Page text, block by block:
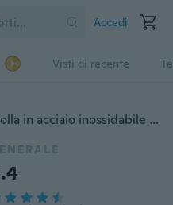
Accedi
Visti di recente
Chiusura a scatto con leva a molla in acciaio inossidabile 4 pezzi per scatola con chiusura a baionetta